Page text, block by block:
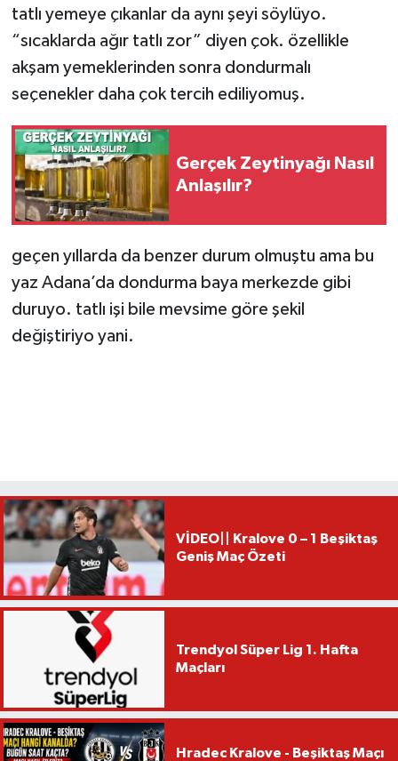
tatlı yemeye çıkanlar da aynı şeyi söylüyo.
“sıcaklarda ağır tatlı zor” diyen çok. özellikle
akşam yemeklerinden sonra dondurmalı
seçenekler daha çok tercih ediliyomuş.
Gerçek Zeytinyağı Nasıl
Anlaşılır?
geçen yıllarda da benzer durum olmuştu ama bu
yaz Adana’da dondurma baya merkezde gibi
duruyo. tatlı işi bile mevsime göre şekil
değiştiriyo yani.
VİDEO|| Kralove 0 – 1 Beşiktaş
Geniş Maç Özeti
Trendyol Süper Lig 1. Hafta
Maçları
Hradec Kralove - Beşiktaş Maçı